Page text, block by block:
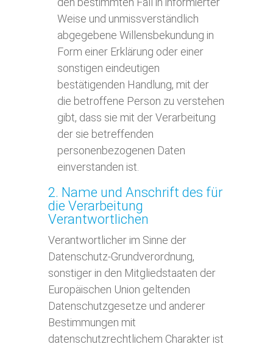
Weise und unmissverständlich
abgegebene Willensbekundung in
Form einer Erklärung oder einer
sonstigen eindeutigen
bestätigenden Handlung, mit der
die betroffene Person zu verstehen
gibt, dass sie mit der Verarbeitung
der sie betreffenden
personenbezogenen Daten
einverstanden ist.
2. Name und Anschrift des für
die Verarbeitung
Verantwortlichen
Verantwortlicher im Sinne der
Datenschutz-Grundverordnung,
sonstiger in den Mitgliedstaaten der
Europäischen Union geltenden
Datenschutzgesetze und anderer
Bestimmungen mit
datenschutzrechtlichem Charakter ist